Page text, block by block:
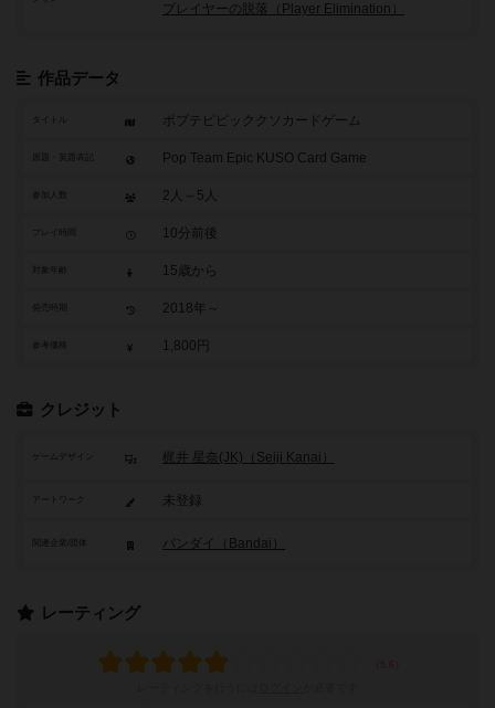
プレイヤーの脱落（Player Elimination）
作品データ
タイトル ポプテピピッククソカードゲーム
Pop Team Epic KUSO Card Game
参加人数 2人～5人
10分前後
15歳から
2018年～
参考価格 1,800円
クレジット
ゲームデザイン 梶井 星奈(JK)（Seiji Kanai）
アートワーク 未登録
バンダイ（Bandai）
レーティング